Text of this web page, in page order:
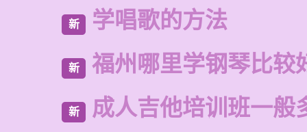
新 学唱歌的方法
新 福州哪里学钢琴比较
新 成人吉他培训班一般